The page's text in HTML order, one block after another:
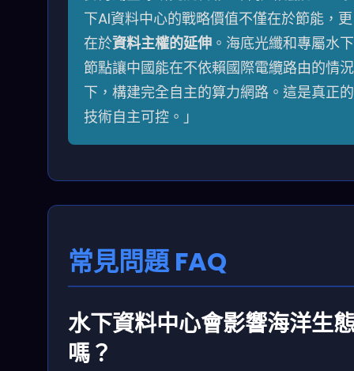
下AI資料中心的戰略價值不僅在於節能，更
在於資料主權的延伸 。海底光纖和專屬水下
節點讓中國能在不依賴國際電纜路由的情況
下，構建完全自主的算力網路。這是真正的
技術自主可控。」
常見問題 FAQ
水下資料中心會影響海洋生
嗎？